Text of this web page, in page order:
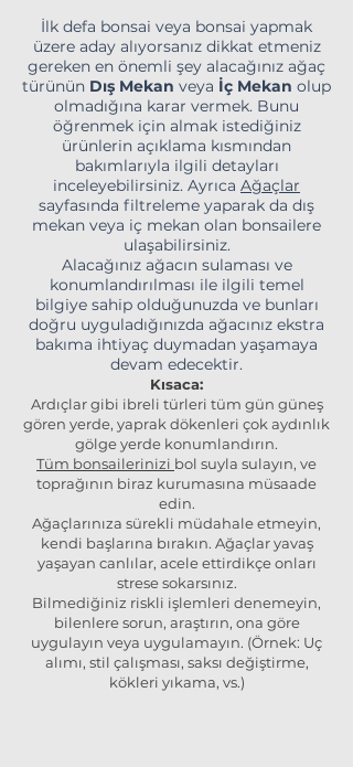
İlk defa bonsai veya bonsai yapmak
üzere aday alıyorsanız dikkat etmeniz
gereken en önemli şey alacağınız ağaç
türünün Dış Mekan veya İç Mekan olup
olmadığına karar vermek. Bunu
öğrenmek için almak istediğiniz
ürünlerin açıklama kısmından
bakımlarıyla ilgili detayları
inceleyebilirsiniz. Ayrıca Ağaçlar
sayfasında filtreleme yaparak da dış
mekan veya iç mekan olan bonsailere
ulaşabilirsiniz.
Alacağınız ağacın sulaması ve
konumlandırılması ile ilgili temel
bilgiye sahip olduğunuzda ve bunları
doğru uyguladığınızda ağacınız ekstra
bakıma ihtiyaç duymadan yaşamaya
devam edecektir.
Kısaca:
Ardıçlar gibi ibreli türleri tüm gün güneş
gören yerde, yaprak dökenleri çok aydınlık
gölge yerde konumlandırın.
Tüm bonsailerinizi bol suyla sulayın, ve
toprağının biraz kurumasına müsaade
edin.
Ağaçlarınıza sürekli müdahale etmeyin,
kendi başlarına bırakın. Ağaçlar yavaş
yaşayan canlılar, acele ettirdikçe onları
strese sokarsınız.
Bilmediğiniz riskli işlemleri denemeyin,
bilenlere sorun, araştırın, ona göre
uygulayın veya uygulamayın. (Örnek: Uç
alımı, stil çalışması, saksı değiştirme,
kökleri yıkama, vs.)